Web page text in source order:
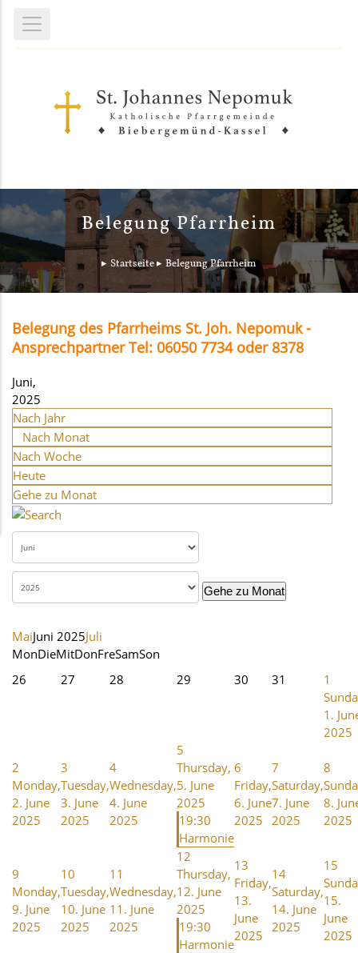
Belegung Pfarrheim
Startseite Belegung Pfarrheim
Belegung des Pfarrheims St. Joh. Nepomuk -
Ansprechpartner Tel: 06050 7734 oder 8378
Juni,
2025
Nach Jahr
Nach Monat
Nach Woche
Heute
Gehe zu Monat
Gehe zu Monat
MaiJuni 2025Juli
MonDieMitDonFreSamSon
26
27 28 29 30 31
1
1.
2025
2
Monday,
2. June
2025
3
Tuesday,
3. June
2025
4
Wednesday,
4. June
2025
5
Thursday,
5. June
2025
19:30
Harmonie
6
Friday,
6. June
2025
7
Saturday,
7. June
2025
8
8.
2025
9
Monday,
9. June
2025
10
Tuesday,
10. June
2025
11
Wednesday,
11. June
2025
12
Thursday,
12. June
2025
19:30
Harmonie
13
Friday,
13.
June
2025
14
Saturday,
14. June
2025
15
15.
June
2025